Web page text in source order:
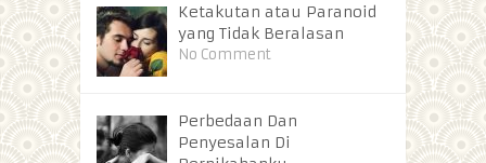
Ketakutan atau Paranoid
yang Tidak Beralasan
No Comment
Perbedaan Dan
Penyesalan Di